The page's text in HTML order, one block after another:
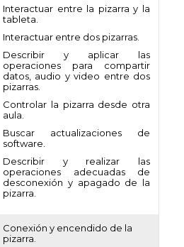
Interactuar entre la pizarra y la
tableta.
Interactuar entre dos pizarras.
Describir y aplicar las
operaciones para compartir
datos, audio y video entre dos
pizarras.
Controlar la pizarra desde otra
aula.
Buscar actualizaciones de
software.
Describir y realizar las
operaciones adecuadas de
desconexión y apagado de la
pizarra.
Conexión y encendido de la
pizarra.